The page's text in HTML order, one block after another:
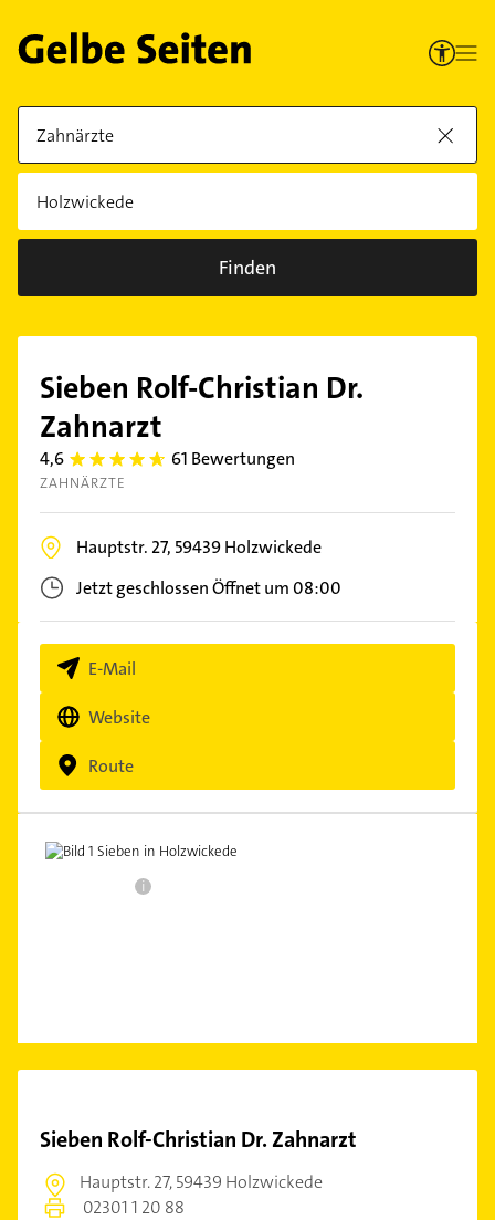
Finden
Sieben Rolf-Christian Dr.
Zahnarzt
4,6 4.6 61 Bewertungen
ZAHNÄRZTE
Hauptstr. 27, 59439Holzwickede
Jetzt geschlossenÖffnet um 08:00
E-Mail
Website
Route
i
Sieben Rolf-Christian Dr. Zahnarzt
Hauptstr. 27,59439 Holzwickede
02301 1 20 88